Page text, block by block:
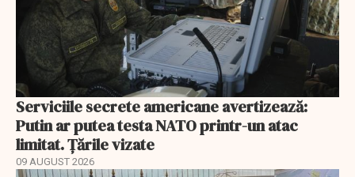
Serviciile secrete americane avertizează:
Putin ar putea testa NATO printr-un atac
limitat. Țările vizate
09 AUGUST 2026